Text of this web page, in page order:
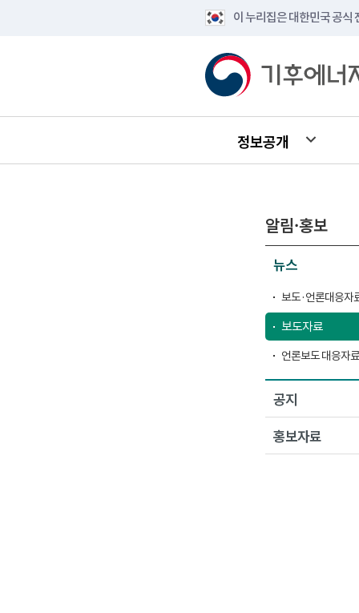
이 누리집은 대한민국 공식
정보공개
알림·홍보
뉴스
보도·언론대응자
보도자료
언론보도 대응자료
공지
홍보자료